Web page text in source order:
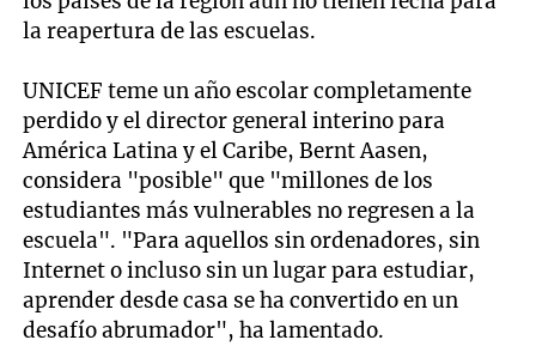
la reapertura de las escuelas.
UNICEF teme un año escolar completamente
perdido y el director general interino para
América Latina y el Caribe, Bernt Aasen,
considera "posible" que "millones de los
estudiantes más vulnerables no regresen a la
escuela". "Para aquellos sin ordenadores, sin
Internet o incluso sin un lugar para estudiar,
aprender desde casa se ha convertido en un
desafío abrumador", ha lamentado.